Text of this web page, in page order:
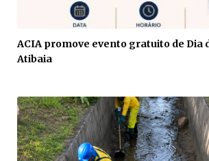
ACIA promove evento gratuito de Dia
Atibaia